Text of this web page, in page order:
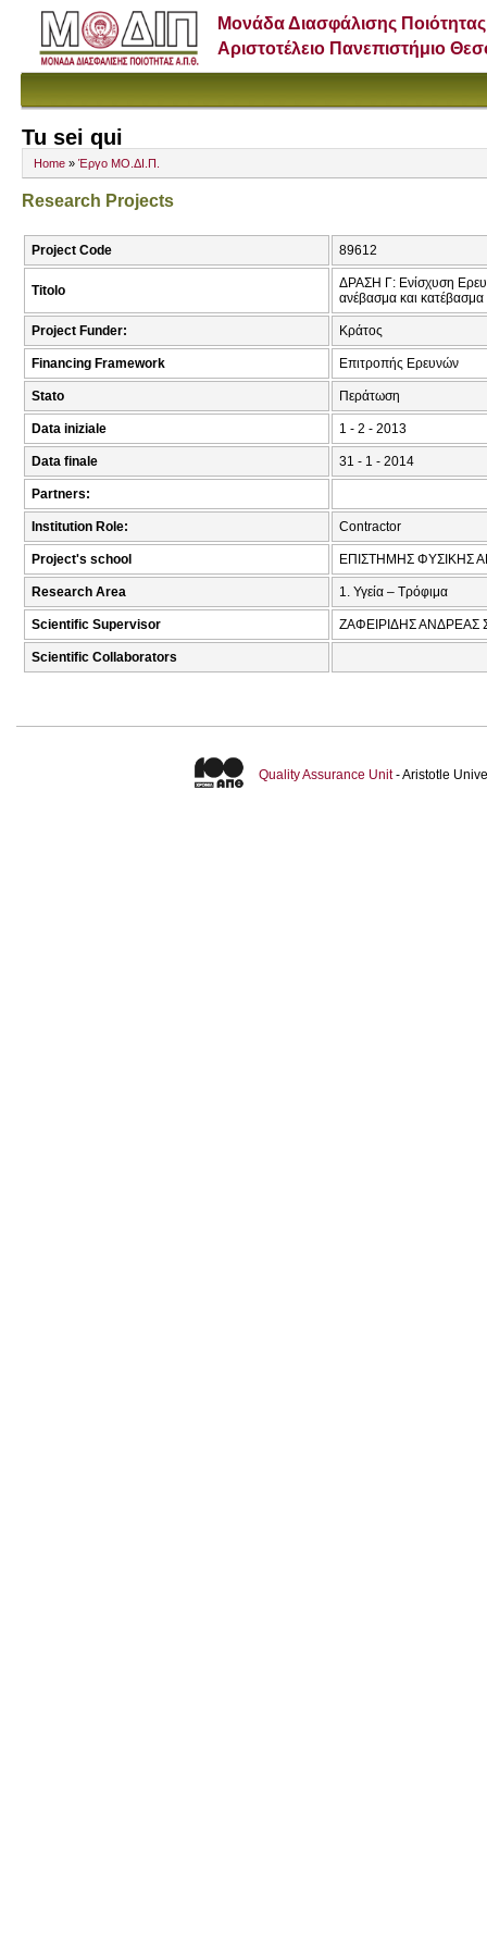
Μονάδα Διασφάλισης Ποιότητας
Αριστοτέλειο Πανεπιστήμιο
Tu sei qui
Home » Έργο ΜΟ.ΔΙ.Π.
Research Projects
Project Code 89612
Titolo
ΔΡΑΣΗ Γ: Ενίσχυση
ανέβασμα και κατέβασμα
Project Funder: Κράτος
Financing Framework Επιτροπής Ερευνών
Stato Περάτωση
Data iniziale 1 - 2 - 2013
Data finale 31 - 1 - 2014
Partners:
Institution Role: Contractor
Project's school ΕΠΙΣΤΗΜΗΣ ΦΥΣΙΚΗΣ
Research Area 1. Υγεία – Τρόφιμα
Scientific Supervisor ΖΑΦΕΙΡΙΔΗΣ ΑΝΔΡΕΑΣ
Scientific Collaborators
Quality Assurance Unit- Aristotle